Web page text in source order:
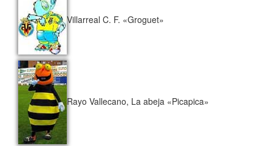
Villarreal C. F. «Groguet»
Rayo Vallecano, La abeja «Picapica»